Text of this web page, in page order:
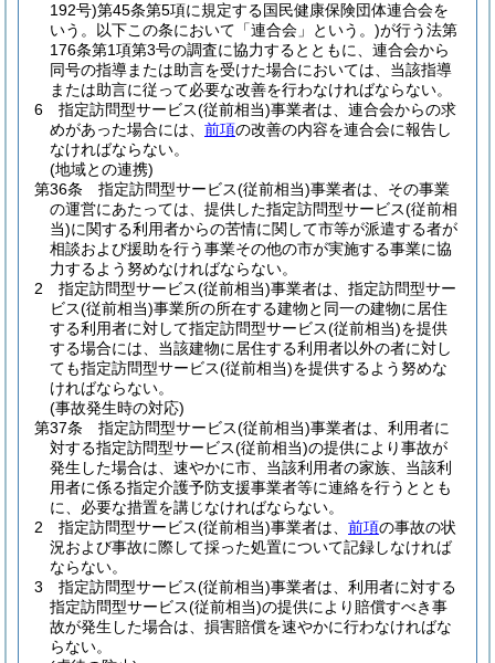
192号)第45条第5項に規定する国民健康保険団体連合会を
いう。以下この条において「連合会」という。)が行う法第
176条第1項第3号の調査に協力するとともに、連合会から
同号の指導または助言を受けた場合においては、当該指導
または助言に従って必要な改善を行わなければならない。
6
指定訪問型サービス(従前相当)事業者は、連合会からの求
めがあった場合には、 前項の改善の内容を連合会に報告し
なければならない。
(地域との連携)
第36条
指定訪問型サービス(従前相当)事業者は、その事業
の運営にあたっては、提供した指定訪問型サービス(従前相
当)に関する利用者からの苦情に関して市等が派遣する者が
相談および援助を行う事業その他の市が実施する事業に協
力するよう努めなければならない。
2
指定訪問型サービス(従前相当)事業者は、指定訪問型サー
ビス(従前相当)事業所の所在する建物と同一の建物に居住
する利用者に対して指定訪問型サービス(従前相当)を提供
する場合には、当該建物に居住する利用者以外の者に対し
ても指定訪問型サービス(従前相当)を提供するよう努めな
ければならない。
(事故発生時の対応)
第37条
指定訪問型サービス(従前相当)事業者は、利用者に
対する指定訪問型サービス(従前相当)の提供により事故が
発生した場合は、速やかに市、当該利用者の家族、当該利
用者に係る指定介護予防支援事業者等に連絡を行うととも
に、必要な措置を講じなければならない。
2
指定訪問型サービス(従前相当)事業者は、 前項の事故の状
況および事故に際して採った処置について記録しなければ
ならない。
3
指定訪問型サービス(従前相当)事業者は、利用者に対する
指定訪問型サービス(従前相当)の提供により賠償すべき事
故が発生した場合は、損害賠償を速やかに行わなければな
らない。